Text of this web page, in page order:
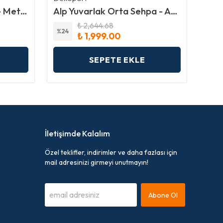
80x120 Yemek Masası - Metal Ayaklı Alp Yuvarlak Orta Sehpa - Ahşap ve Temperli Cam
%24
₺ 2,644.68
₺ 1,999.00
SEPETE EKLE
İletişimde Kalalım
Özel teklifler, indirimler ve daha fazlası için
mail adresinizi girmeyi unutmayın!
Abone Ol